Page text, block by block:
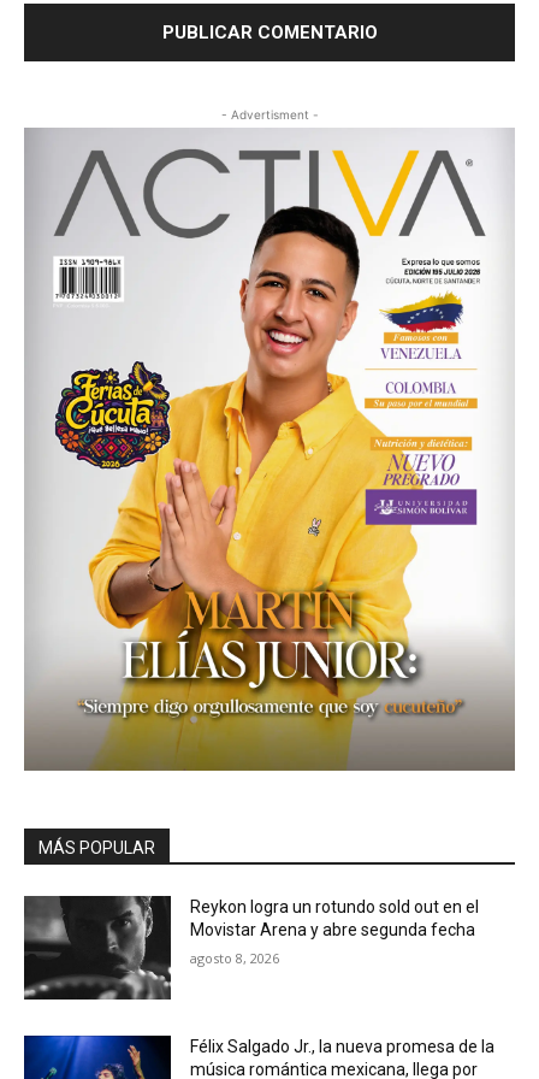
- Advertisment -
MÁS POPULAR
Reykon logra un rotundo sold out en el
Movistar Arena y abre segunda fecha
agosto 8, 2026
Félix Salgado Jr., la nueva promesa de la
música romántica mexicana, llega por